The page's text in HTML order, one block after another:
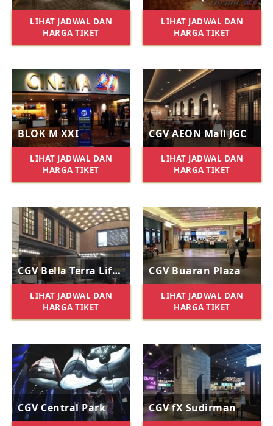
LIHAT JADWAL DAN
HARGA TIKET
LIHAT JADWAL DAN
HARGA TIKET
BLOK M XXI
LIHAT JADWAL DAN
HARGA TIKET
CGV AEON Mall JGC
LIHAT JADWAL DAN
HARGA TIKET
CGV Bella Terra Lifestyle Center
LIHAT JADWAL DAN
HARGA TIKET
CGV Buaran Plaza
LIHAT JADWAL DAN
HARGA TIKET
CGV Central Park CGV fX Sudirman